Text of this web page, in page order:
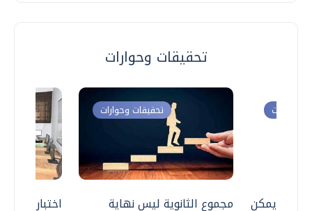
تحقيقات وحوارات
اختبارات
تحقيقات وحوارات
مجموع الثانوية ليس نهاية
وحوارات
.. هل يمكن